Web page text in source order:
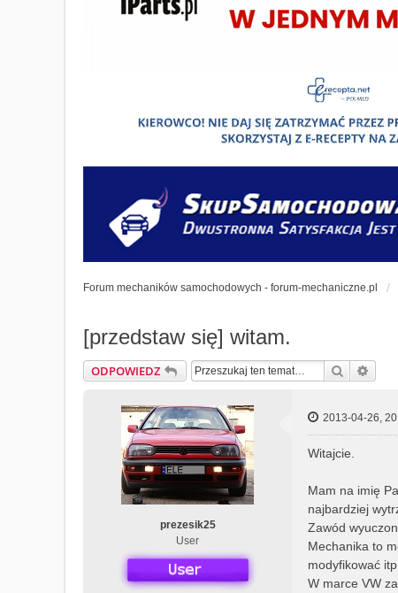
Forum mechaników samochodowych - forum-mechaniczne.pl
[przedstaw się] witam.
ODPOWIEDZ Szukaj
prezesik25
User
2013-04-26,
Witajcie.
Mam na imię
najbardziej
Zawód
Mechanika to
modyfikować itp.
W marce VW